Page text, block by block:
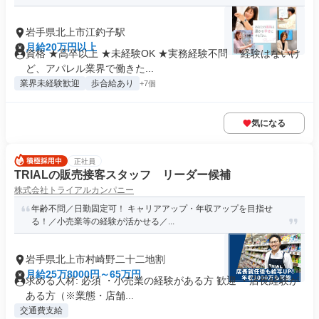
岩手県北上市江釣子駅
月給20万円以上
資格 ★高卒以上 ★未経験OK ★実務経験不問 「経験はないけ
ど、アパレル業界で働きた...
業界未経験歓迎 歩合給あり +7個
気になる
正社員
TRIALの販売接客スタッフ リーダー候補
株式会社トライアルカンパニー
年齢不問／日勤固定可！ キャリアアップ・年収アップを目指せ
る！／小売業等の経験が活かせる／...
岩手県北上市村崎野二十二地割
月給25万8000円～65万円
求める人材: 必須 ・小売業の経験がある方 歓迎 ・店長経験が
ある方（※業態・店舗...
交通費支給